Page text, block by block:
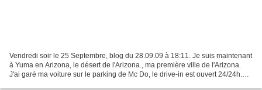
Vendredi soir le 25 Septembre, blog du 28.09.09 à 18:11. Je suis maintenant
à Yuma en Arizona, le désert de l'Arizona., ma première ville de l'Arizona.
J'ai garé ma voiture sur le parking de Mc Do, le drive-in est ouvert 24/24h.